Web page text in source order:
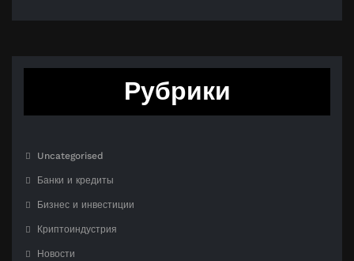
Рубрики
Uncategorised
Банки и кредиты
Бизнес и инвестиции
Криптоиндустрия
Новости